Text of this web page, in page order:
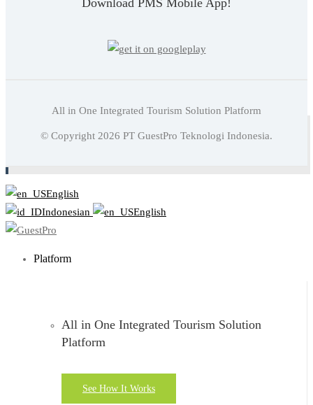
All in One Integrated Tourism Solution Platform
© Copyright 2026 PT GuestPro Teknologi Indonesia.
Baca juga: Strategi Meningkatkan Ulasan Positif Pada
English
Indonesian
English
Platform
All in One Integrated Tourism Solution
Platform
See How It Works